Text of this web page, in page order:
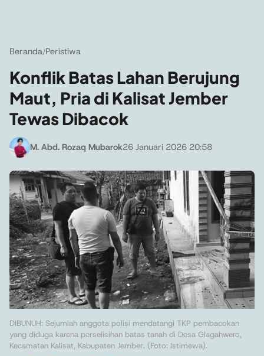
Beranda/Peristiwa
Konflik Batas Lahan Berujung
Maut, Pria di Kalisat Jember
Tewas Dibacok
M. Abd. Rozaq Mubarok26 Januari 2026 20:58
DIBUNUH: Sejumlah anggota polisi mendatangi TKP pembacokan
yang diduga karena perselisihan batas tanah di Desa Glagahwero,
Kecamatan Kalisat, Kabupaten Jember. (Foto: Istimewa).